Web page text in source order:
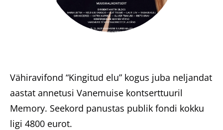
Vähiravifond “Kingitud elu” kogus juba neljandat
aastat annetusi Vanemuise kontserttuuril
Memory. Seekord panustas publik fondi kokku
ligi 4800 eurot.